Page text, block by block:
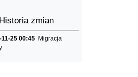
zmian
11-25 00:45 Migracja